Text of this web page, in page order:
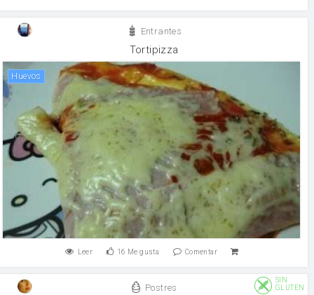
Entrantes
Tortipizza
huevos
Leer 16 Me gusta Comentar
Postres
SIN
GLUTEN